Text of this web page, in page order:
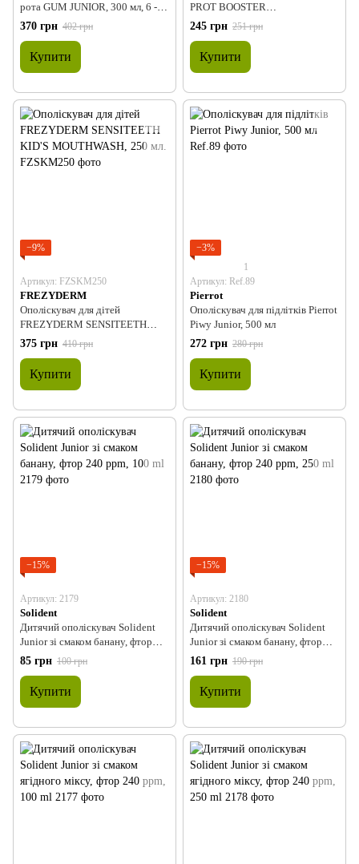
рота GUM JUNIOR, 300 мл, 6 -12
років
370 грн 402 грн
Купити
PROT BOOSTER
JUNIOR,BUBBLE GUM, 250мл
245 грн 251 грн
Купити
−9%
Артикул: FZSKM250
FREZYDERM
Ополіскувач для дітей
FREZYDERM SENSITEETH
KID'S MOUTHWASH, 250 мл.
375 грн 410 грн
Купити
−3%
1
Артикул: Ref.89
Pierrot
Ополіскувач для підлітків Pierrot
Piwy Junior, 500 мл
272 грн 280 грн
Купити
−15%
Артикул: 2179
Solident
Дитячий ополіскувач Solident
Junior зі смаком банану, фтор
240 ppm, 100 ml
85 грн 100 грн
Купити
−15%
Артикул: 2180
Solident
Дитячий ополіскувач Solident
Junior зі смаком банану, фтор
240 ppm, 250 ml
161 грн 190 грн
Купити